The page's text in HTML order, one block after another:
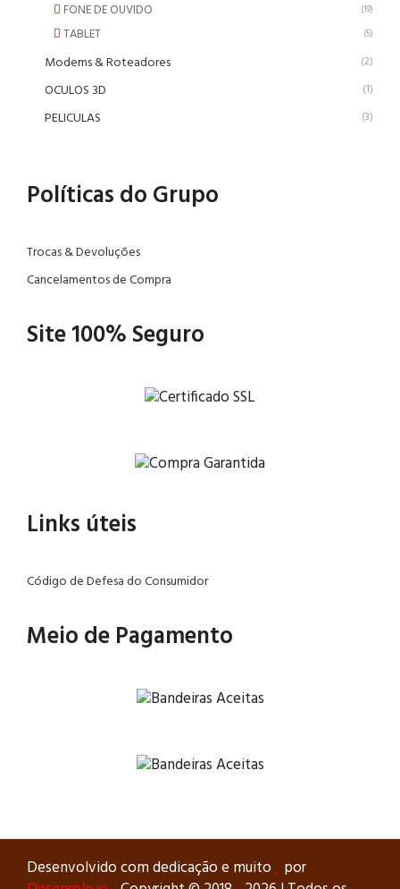
FONE DE OUVIDO (19)
TABLET (5)
Modems & Roteadores (2)
OCULOS 3D (1)
PELICULAS (3)
Políticas do Grupo
Trocas & Devoluções
Cancelamentos de Compra
Site 100% Seguro
Links úteis
Código de Defesa do Consumidor
Meio de Pagamento
Desenvolvido com dedicação e muito por